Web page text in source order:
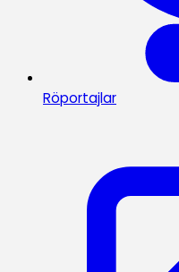
Röportajlar